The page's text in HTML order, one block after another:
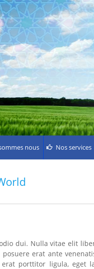
nous Nos services
dui. Nulla vitae elit
erat ante
porttitor ligula, eget